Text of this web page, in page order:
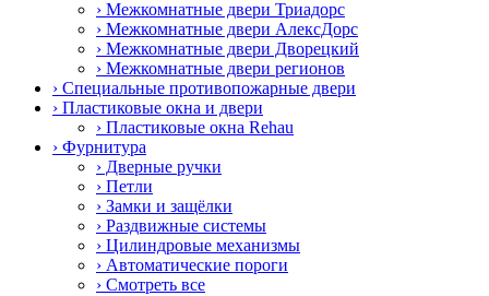
› Межкомнатные двери Триадорс
› Межкомнатные двери АлексДорс
› Межкомнатные двери Дворецкий
› Межкомнатные двери регионов
› Специальные противопожарные двери
› Пластиковые окна и двери
› Пластиковые окна Rehau
› Фурнитура
› Дверные ручки
› Петли
› Замки и защёлки
› Раздвижные системы
› Цилиндровые механизмы
› Автоматические пороги
› Смотреть все